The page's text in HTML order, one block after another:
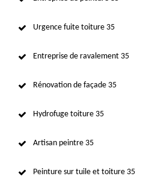
Urgence fuite toiture 35
Entreprise de ravalement 35
Rénovation de façade 35
Hydrofuge toiture 35
Artisan peintre 35
Peinture sur tuile et toiture 35